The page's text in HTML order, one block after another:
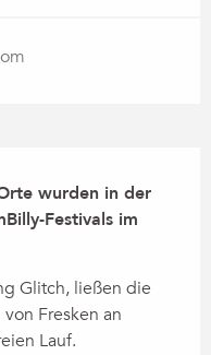
wurden in der
Festivals im
Glitch, ließen die
Fresken an
Lauf.